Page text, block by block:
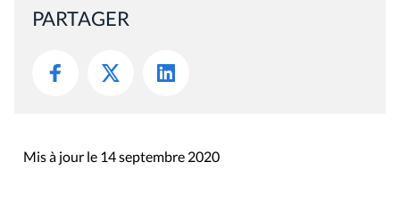
PARTAGER
Mis à jour le 14 septembre 2020